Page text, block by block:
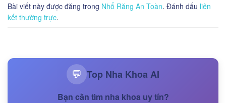
Bài viết này được đăng trong Nhổ Răng An Toàn. Đánh dấu liên
kết thường trực.
💬 Top Nha Khoa AI
Bạn cần tìm nha khoa uy tín?